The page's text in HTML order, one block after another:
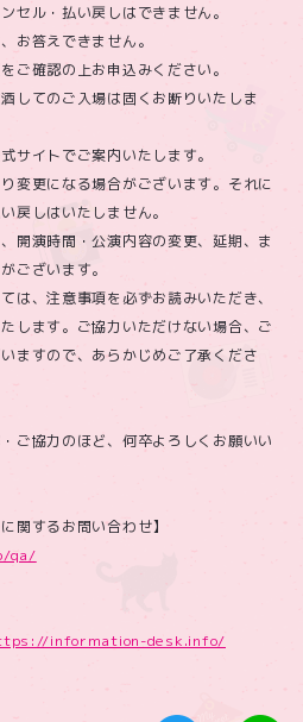
セル・払い戻しはできません。
お答えできません。
ご確認の上お申込みください。
してのご入場は固くお断りいたしま
サイトでご案内いたします。
変更になる場合がございます。それに
戻しはいたしません。
開演時間・公演内容の変更、延期、ま
ございます。
は、注意事項を必ずお読みいただき、
します。ご協力いただけない場合、ご
ますので、あらかじめご了承くださ
ご協力のほど、何卒よろしくお願いい
関するお問い合わせ】
qa/
information-desk.info/